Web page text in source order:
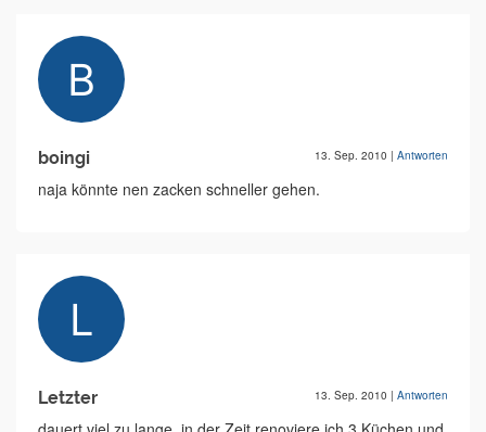
boingi 13. Sep. 2010 | Antworten
naja könnte nen zacken schneller gehen.
Letzter 13. Sep. 2010 | Antworten